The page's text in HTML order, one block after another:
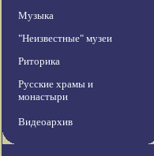
Музыка
"Неизвестные" музеи
Риторика
Русские храмы и
монастыри
Видеоархив